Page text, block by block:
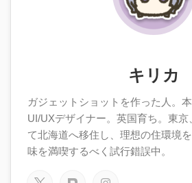
キリカ
ガジェットショットを作った人。
UI/UXデザイナー。英国育ち。東
て北海道へ移住し、理想の住環境
味を満喫するべく試行錯誤中。